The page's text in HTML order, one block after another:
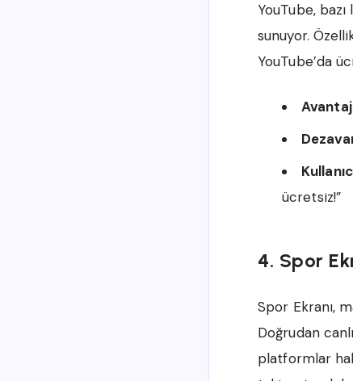
YouTube,
sunuyor.
YouTube’da
ücretsiz!”
4. Spor
Spor Ekranı,
Doğrudan
platformlar